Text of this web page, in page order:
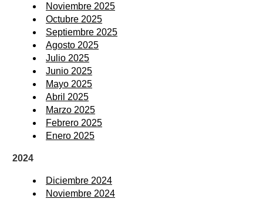
Noviembre 2025
Octubre 2025
Septiembre 2025
Agosto 2025
Julio 2025
Junio 2025
Mayo 2025
Abril 2025
Marzo 2025
Febrero 2025
Enero 2025
2024
Diciembre 2024
Noviembre 2024